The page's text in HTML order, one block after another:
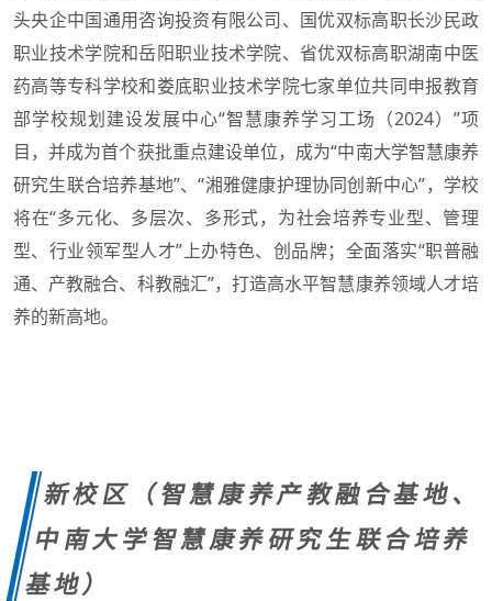
头央企中国通用咨询投资有限公司、国优双标高职长沙民政
职业技术学院和岳阳职业技术学院、省优双标高职湖南中医
药高等专科学校和娄底职业技术学院七家单位共同申报教育
部学校规划建设发展中心“智慧康养学习工场（2024）”项
目，并成为首个获批重点建设单位，成为“中南大学智慧康养
研究生联合培养基地”、“湘雅健康护理协同创新中心”，学校
将在“多元化、多层次、多形式，为社会培养专业型、管理
型、行业领军型人才”上办特色、创品牌；全面落实“职普融
通、产教融合、科教融汇”，打造高水平智慧康养领域人才培
养的新高地。
新校区（智慧康养产教融合基地、
中南大学智慧康养研究生联合培养
基地）